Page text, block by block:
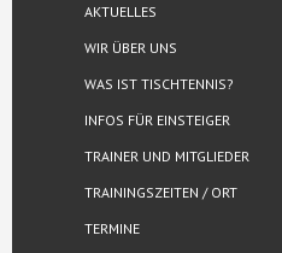
AKTUELLES
WIR ÜBER UNS
WAS IST TISCHTENNIS?
INFOS FÜR EINSTEIGER
TRAINER UND MITGLIEDER
TRAININGSZEITEN / ORT
TERMINE